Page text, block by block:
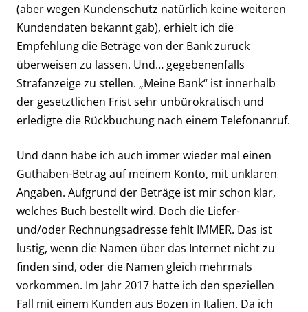
(aber wegen Kundenschutz natürlich keine weiteren
Kundendaten bekannt gab), erhielt ich die
Empfehlung die Beträge von der Bank zurück
überweisen zu lassen. Und… gegebenenfalls
Strafanzeige zu stellen. „Meine Bank“ ist innerhalb
der gesetztlichen Frist sehr unbürokratisch und
erledigte die Rückbuchung nach einem Telefonanruf.
Und dann habe ich auch immer wieder mal einen
Guthaben-Betrag auf meinem Konto, mit unklaren
Angaben. Aufgrund der Beträge ist mir schon klar,
welches Buch bestellt wird. Doch die Liefer-
und/oder Rechnungsadresse fehlt IMMER. Das ist
lustig, wenn die Namen über das Internet nicht zu
finden sind, oder die Namen gleich mehrmals
vorkommen. Im Jahr 2017 hatte ich den speziellen
Fall mit einem Kunden aus Bozen in Italien. Da ich